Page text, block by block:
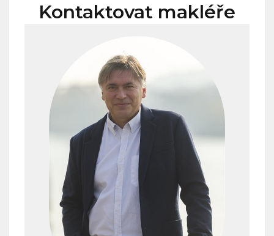
Kontaktovat makléře